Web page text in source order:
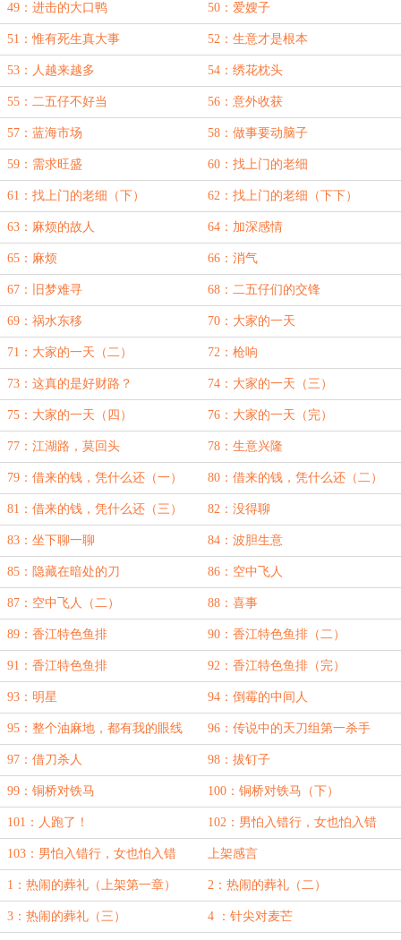
49：进击的大口鸭 50：爱嫂子
51：惟有死生真大事 52：生意才是根本
53：人越来越多 54：绣花枕头
55：二五仔不好当 56：意外收获
57：蓝海市场 58：做事要动脑子
59：需求旺盛 60：找上门的老细
61：找上门的老细（下） 62：找上门的老细（下下）
63：麻烦的故人 64：加深感情
65：麻烦 66：消气
67：旧梦难寻 68：二五仔们的交锋
69：祸水东移 70：大家的一天
71：大家的一天（二） 72：枪响
73：这真的是好财路？ 74：大家的一天（三）
75：大家的一天（四） 76：大家的一天（完）
77：江湖路，莫回头 78：生意兴隆
79：借来的钱，凭什么还（一） 80：借来的钱，凭什么还（二）
81：借来的钱，凭什么还（三） 82：没得聊
83：坐下聊一聊 84：波胆生意
85：隐藏在暗处的刀 86：空中飞人
87：空中飞人（二） 88：喜事
89：香江特色鱼排 90：香江特色鱼排（二）
91：香江特色鱼排 92：香江特色鱼排（完）
93：明星 94：倒霉的中间人
95：整个油麻地，都有我的眼线 96：传说中的天刀组第一杀手
97：借刀杀人 98：拔钉子
99：铜桥对铁马 100：铜桥对铁马（下）
101：人跑了！ 102：男怕入错行，女也怕入错
行！
103：男怕入错行，女也怕入错
行！（二）
上架感言
1：热闹的葬礼（上架第一章） 2：热闹的葬礼（二）
3：热闹的葬礼（三） 4 ：针尖对麦芒